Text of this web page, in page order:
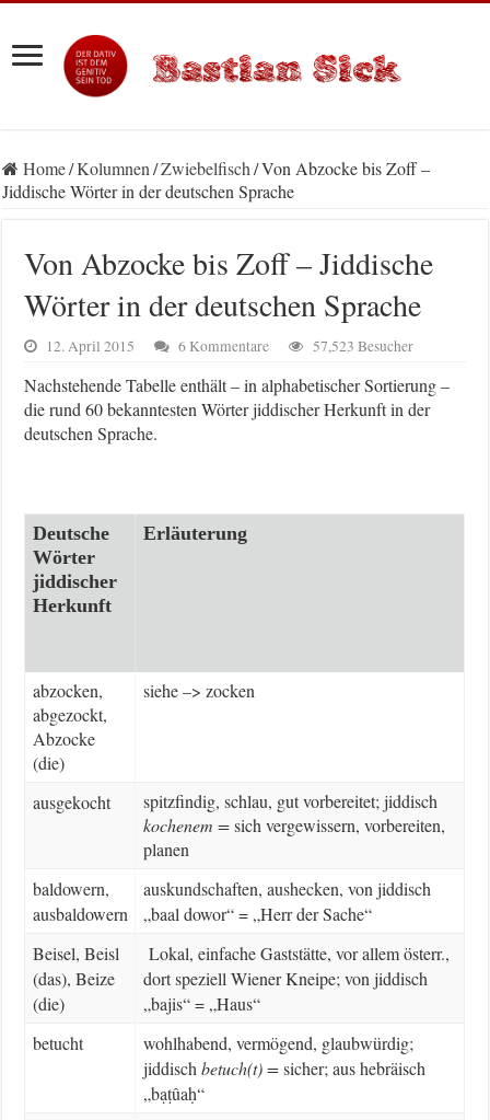
Home/Kolumnen/Zwiebelfisch/Von Abzocke bis Zoff –
Jiddische Wörter in der deutschen Sprache
Von Abzocke bis Zoff – Jiddische
Wörter in der deutschen Sprache
12. April 2015 6 Kommentare 57,523 Besucher
Nachstehende Tabelle enthält – in alphabetischer Sortierung –
die rund 60 bekanntesten Wörter jiddischer Herkunft in der
deutschen Sprache.
Deutsche
Wörter
jiddischer
Herkunft
Erläuterung
abzocken,
abgezockt,
Abzocke
(die)
siehe –> zocken
ausgekocht
spitzfindig, schlau, gut vorbereitet; jiddisch
kochenem =sich vergewissern, vorbereiten,
planen
baldowern,
ausbaldowern
auskundschaften, aushecken, von jiddisch
„baal dowor“ = „Herr der Sache“
Beisel, Beisl
(das), Beize
(die)
Lokal, einfache Gaststätte, vor allem österr.,
dort speziell Wiener Kneipe; von jiddisch
„bajis“ = „Haus“
betucht
wohlhabend, vermögend, glaubwürdig;
jiddischbetuch(t) =sicher; aus hebräisch
„bạṭûaḥ“